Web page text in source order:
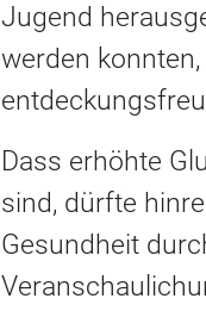
Jugend
werden
Dass erhöhte
sind, dürfte
Gesundheit